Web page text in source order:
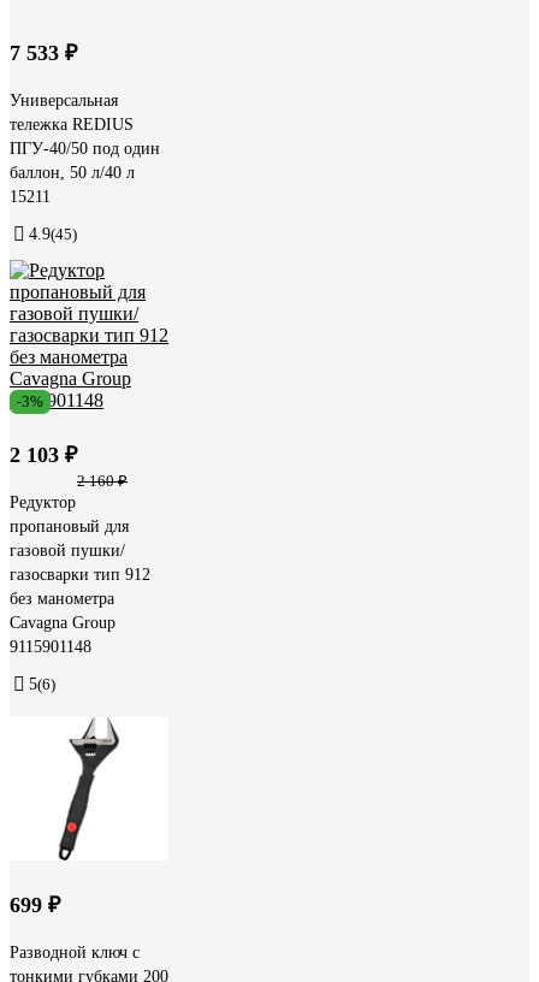
7 533 ₽
Универсальная
тележка REDIUS
ПГУ-40/50 под один
баллон, 50 л/40 л
15211
4.9(45)
-3%
2 103 ₽
2 160 ₽
Редуктор
пропановый для
газовой пушки/
газосварки тип 912
без манометра
Cavagna Group
9115901148
5(6)
699 ₽
Разводной ключ с
тонкими губками 200